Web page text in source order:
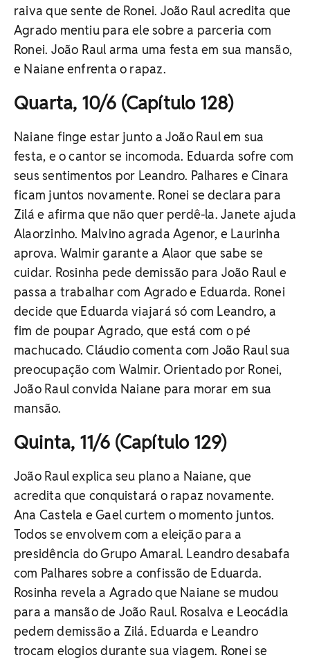
raiva que sente de Ronei. João Raul acredita que
Agrado mentiu para ele sobre a parceria com
Ronei. João Raul arma uma festa em sua mansão,
e Naiane enfrenta o rapaz.
Quarta, 10/6 (Capítulo 128)
Naiane finge estar junto a João Raul em sua
festa, e o cantor se incomoda. Eduarda sofre com
seus sentimentos por Leandro. Palhares e Cinara
ficam juntos novamente. Ronei se declara para
Zilá e afirma que não quer perdê-la. Janete ajuda
Alaorzinho. Malvino agrada Agenor, e Laurinha
aprova. Walmir garante a Alaor que sabe se
cuidar. Rosinha pede demissão para João Raul e
passa a trabalhar com Agrado e Eduarda. Ronei
decide que Eduarda viajará só com Leandro, a
fim de poupar Agrado, que está com o pé
machucado. Cláudio comenta com João Raul sua
preocupação com Walmir. Orientado por Ronei,
João Raul convida Naiane para morar em sua
mansão.
Quinta, 11/6 (Capítulo 129)
João Raul explica seu plano a Naiane, que
acredita que conquistará o rapaz novamente.
Ana Castela e Gael curtem o momento juntos.
Todos se envolvem com a eleição para a
presidência do Grupo Amaral. Leandro desabafa
com Palhares sobre a confissão de Eduarda.
Rosinha revela a Agrado que Naiane se mudou
para a mansão de João Raul. Rosalva e Leocádia
pedem demissão a Zilá. Eduarda e Leandro
trocam elogios durante sua viagem. Ronei se